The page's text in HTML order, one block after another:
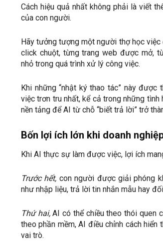
Cách hiệu quả nhất không phải là viết
của con người.
Hãy tưởng tượng một người thợ học
click chuột, từng trang web được mở,
nhỏ trong quá trình xử lý công việc.
Khi những “nhật ký thao tác” này
việc trơn tru nhất, kể cả trong những
nền tảng để AI từ chỗ “biết trả lời” trở
Bốn lợi ích lớn khi doanh
Khi AI thực sự làm được việc, lợi ích
Trước hết, con người được giải phóng
như nhập liệu, trả lời tin nhắn mẫu hay
Thứ hai,AI có thể chiều theo thói quen
theo phần mềm, AI điều chỉnh cách
vai trò.